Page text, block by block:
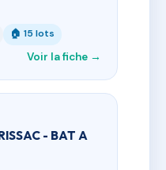
🏠 15 lots
Voir la fiche →
- BAT A